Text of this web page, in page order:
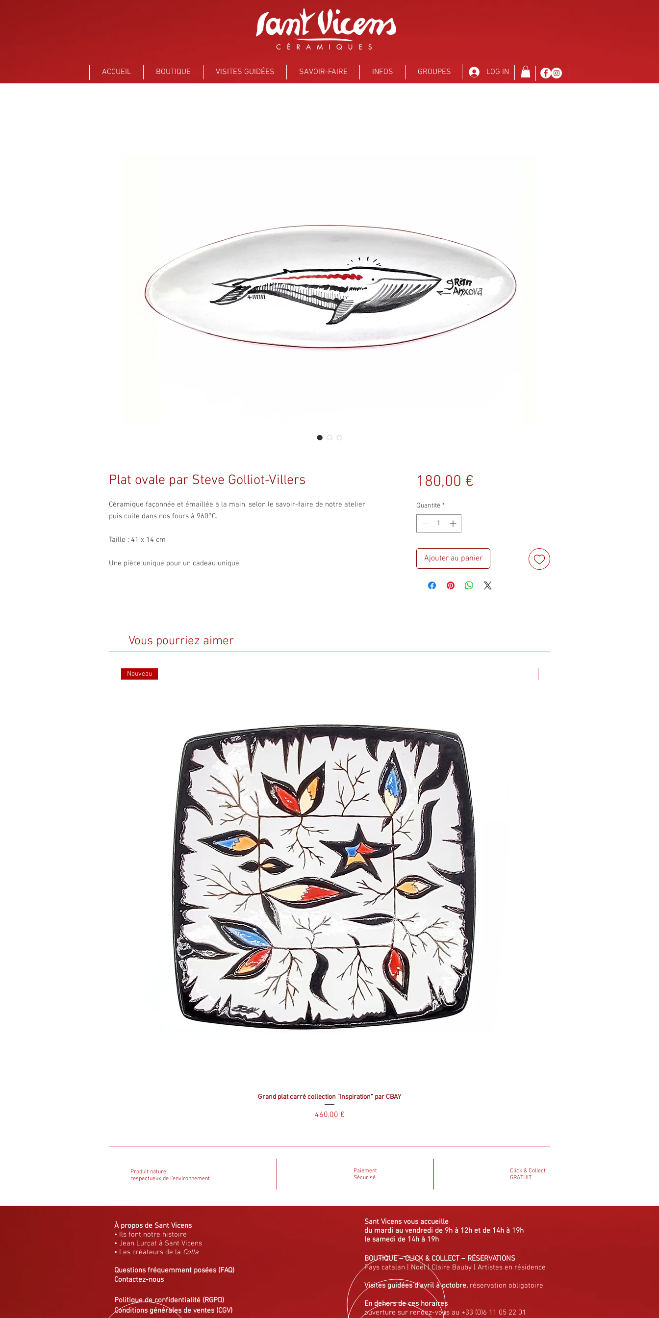
ACCUEIL BOUTIQUE VISITES GUIDÉES SAVOIR-FAIRE INFOS GROUPES LOG IN
Plat ovale par Steve Golliot-Villers
Céramique façonnée et émaillée à la main, selon le savoir-faire de notre atelier
puis cuite dans nos fours à 960°C.
Taille : 41 x 14 cm
Une pièce unique pour un cadeau unique.
180,00 €Prix
Quantité *
Ajouter au panier
Vous pourriez aimer
Nouveau
Grand plat carré collection ”Inspiration” par CBAY
Prix
460,00 €
Produit naturel
respectueux de l'environnement
Paiement
Sécurisé
Click & Collect
GRATUIT
À propos de Sant Vicens
• Ils font notre histoire
• Jean Lurçat à Sant Vicens
• Les créateurs de la Colla
Questions fréquemment posées (FAQ)
Contactez-nous
Politique de confidentialité (RGPD)
Conditions générales de ventes (CGV)
Sant Vicens vous accueille
du mardi au vendredi de 9h à 12h et de 14h à 19h
le samedi de 14h à 19h
BOUTIQUE–CLICK & COLLECT– RÉSERVATIONS
Pays catalan
Noël|Claire Bauby Artistes en résidence
Visites guidéesd'avril à octobre, réservation obligatoire
En dehors de ces horaires
ouverture sur rendez-vous au +33 (0)6 11 05 22 01